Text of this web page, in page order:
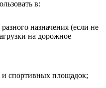
в:
назначения (если не
на дорожное
спортивных площадок;